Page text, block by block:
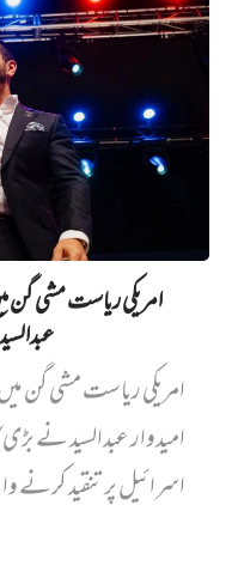
امریکی ریاست مشی گن
امریکی ریاست مشی گن
امیدوار عبدالسید نے
اسرائیل پر تنقید